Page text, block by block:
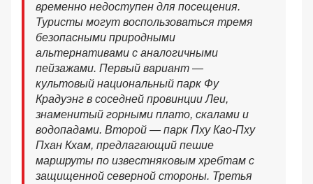
временно недоступен для посещения.
Туристы могут воспользоваться тремя
безопасными природными
альтернативами с аналогичными
пейзажами. Первый вариант —
культовый национальный парк Фу
Крадуэнг в соседней провинции Леи,
знаменитый горными плато, скалами и
водопадами. Второй — парк Пху Као-Пху
Пхан Кхам, предлагающий пешие
маршруты по известняковым хребтам с
защищенной северной стороны. Третья